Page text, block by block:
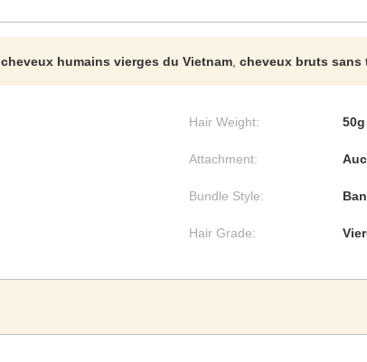
cheveux humains vierges du Vietnam cheveux bruts sans
Hair Weight:
Attachment:
Bundle Style:
Hair Grade: